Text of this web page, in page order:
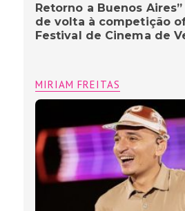
Retorno a Buenos
de volta à competição
Festival de Cinema de
MIRIAM FREITAS